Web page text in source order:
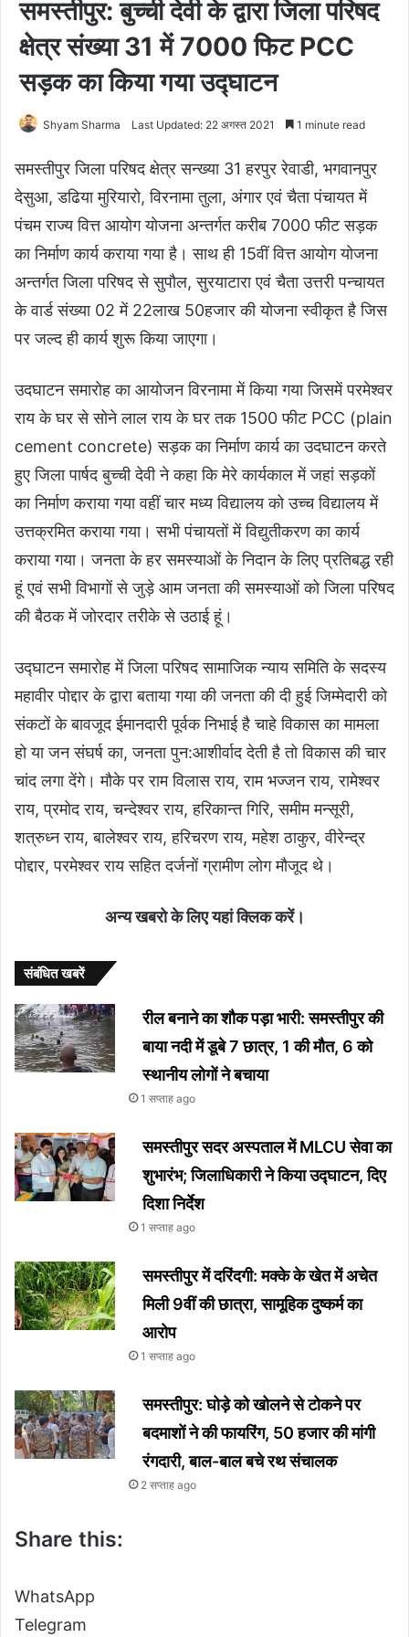
समस्तीपुर: बुच्ची देवी के द्वारा जिला परिषद
क्षेत्र संख्या 31 में 7000 फिट PCC
सड़क का किया गया उद्घाटन
Shyam Sharma Last Updated: 22 अगस्त 2021 1 minute read
समस्तीपुर जिला परिषद क्षेत्र सन्ख्या 31 हरपुर रेवाडी, भगवानपुर
देसुआ, डढिया मुरियारो, विरनामा तुला, अंगार एवं चैता पंचायत में
पंचम राज्य वित्त आयोग योजना अन्तर्गत करीब 7000 फीट सड़क
का निर्माण कार्य कराया गया है। साथ ही 15वीं वित्त आयोग योजना
अन्तर्गत जिला परिषद से सुपौल, सुरयाटारा एवं चैता उत्तरी पन्चायत
के वार्ड संख्या 02 में 22लाख 50हजार की योजना स्वीकृत है जिस
पर जल्द ही कार्य शुरू किया जाएगा।
उदघाटन समारोह का आयोजन विरनामा में किया गया जिसमें परमेश्वर
राय के घर से सोने लाल राय के घर तक 1500 फीट PCC (plain
cement concrete) सड़क का निर्माण कार्य का उदघाटन करते
हुए जिला पार्षद बुच्ची देवी ने कहा कि मेरे कार्यकाल में जहां सड़कों
का निर्माण कराया गया वहीं चार मध्य विद्यालय को उच्च विद्यालय में
उत्तक्रमित कराया गया। सभी पंचायतों में विद्युतीकरण का कार्य
कराया गया। जनता के हर समस्याओं के निदान के लिए प्रतिबद्ध रही
हूं एवं सभी विभागों से जुड़े आम जनता की समस्याओं को जिला परिषद
की बैठक में जोरदार तरीके से उठाई हूं।
उद्घाटन समारोह में जिला परिषद सामाजिक न्याय समिति के सदस्य
महावीर पोद्दार के द्वारा बताया गया की जनता की दी हुई जिम्मेदारी को
संकटों के बावजूद ईमानदारी पूर्वक निभाई है चाहे विकास का मामला
हो या जन संघर्ष का, जनता पुन:आशीर्वाद देती है तो विकास की चार
चांद लगा देंगे। मौके पर राम विलास राय, राम भज्जन राय, रामेश्वर
राय, प्रमोद राय, चन्देश्वर राय, हरिकान्त गिरि, समीम मन्सूरी,
शत्रुध्न राय, बालेश्वर राय, हरिचरण राय, महेश ठाकुर, वीरेन्द्र
पोद्दार, परमेश्वर राय सहित दर्जनों ग्रामीण लोग मौजूद थे।
अन्य खबरो के लिए यहां क्लिक करें।
संबंधित खबरें
रील बनाने का शौक पड़ा भारी: समस्तीपुर की
बाया नदी में डूबे 7 छात्र, 1 की मौत, 6 को
स्थानीय लोगों ने बचाया
1 सप्ताह ago
समस्तीपुर सदर अस्पताल में MLCU सेवा का
शुभारंभ; जिलाधिकारी ने किया उद्घाटन, दिए
दिशा निर्देश
1 सप्ताह ago
समस्तीपुर में दरिंदगी: मक्के के खेत में अचेत
मिली 9वीं की छात्रा, सामूहिक दुष्कर्म का
आरोप
1 सप्ताह ago
समस्तीपुर: घोड़े को खोलने से टोकने पर
बदमाशों ने की फायरिंग, 50 हजार की मांगी
रंगदारी, बाल-बाल बचे रथ संचालक
2 सप्ताह ago
Share this:
WhatsApp
Telegram